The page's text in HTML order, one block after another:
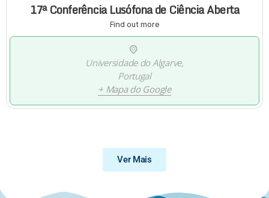
17ª Conferência Lusófona de Ciência Aberta
Find out more
Universidade do Algarve,
Portugal
+ Mapa do Google
Ver Mais